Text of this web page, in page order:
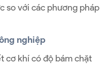
so với các phương pháp
nghiệp
cơ khí có độ bám chặt